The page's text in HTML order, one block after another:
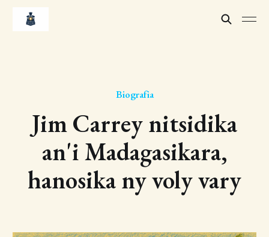
Biografia
Jim Carrey nitsidika
an'i Madagasikara,
hanosika ny voly vary